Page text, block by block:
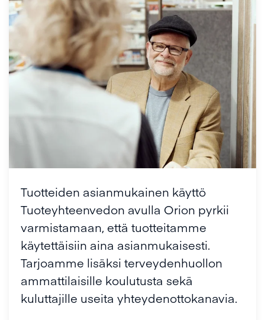
Tuotteiden asianmukainen käyttö
Tuoteyhteenvedon avulla Orion pyrkii
varmistamaan, että tuotteitamme
käytettäisiin aina asianmukaisesti.
Tarjoamme lisäksi terveydenhuollon
ammattilaisille koulutusta sekä
kuluttajille useita yhteydenottokanavia.